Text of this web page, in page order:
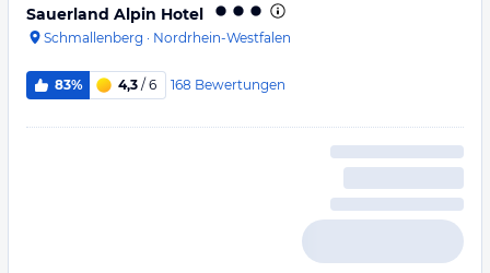
Sauerland Alpin Hotel
Schmallenberg · Nordrhein-Westfalen
83% 4,3 / 6 168 Bewertungen